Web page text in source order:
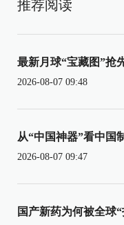
推荐阅读
最新月球“宝藏图”抢
2026-08-07 09:48
从“中国神器”看中国
2026-08-07 09:47
国产新药为何被全球